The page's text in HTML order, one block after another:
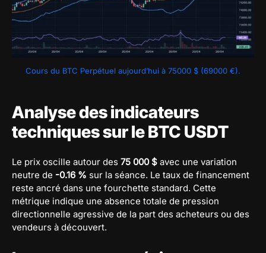
Cours du BTC Perpétuel aujourd’hui à 75000 $ (69000 €).
Analyse des indicateurs
techniques sur le BTC USDT
Le prix oscille autour des 75 000 $ avec une variation
neutre de -0.16 % sur la séance. Le taux de financement
reste ancré dans une fourchette standard. Cette
métrique indique une absence totale de pression
directionnelle agressive de la part des acheteurs ou des
vendeurs à découvert.